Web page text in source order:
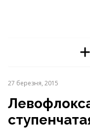
27 березня, 2015